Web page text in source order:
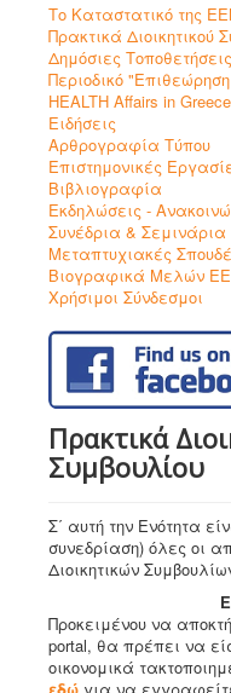
Το Καταστατικό της
Πρακτικά Διοικητικού
Δημόσιες Τοποθετήσεις
Περιοδικό
HEALTH Affairs in Greece
Ειδήσεις
Αρθρογραφία Τύπου
Επιστημονικές
Βιβλιογραφία
Εκδηλώσεις -
Συνέδρια &
Μεταπτυχιακές
Βιογραφικά Μελών
Χρήσιμοι Σύνδεσμοι
Πρακτικά
Συμβουλίου
Σ΄ αυτή την Ενότητα
συνεδρίαση) όλες οι
Διοικητικών
Προκειμένου να
portal, θα πρέπει να
οικονομικά